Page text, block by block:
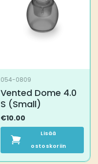
054-0809
Vented Dome 4.0
S (Small)
€10.00
Lisää
ostoskoriin